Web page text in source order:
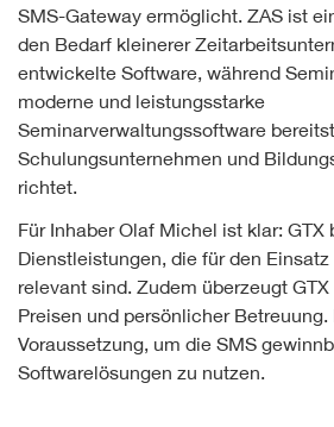
SMS-Gateway ermöglicht. ZAS ist
den Bedarf kleinerer
entwickelte Software, während
moderne und leistungsstarke
Seminarverwaltungssoftware
Schulungsunternehmen und
richtet.
Für Inhaber Olaf Michel ist klar: GTX
Dienstleistungen, die für den
relevant sind. Zudem überzeugt
Preisen und persönlicher
Voraussetzung, um die SMS
Softwarelösungen zu nutzen.